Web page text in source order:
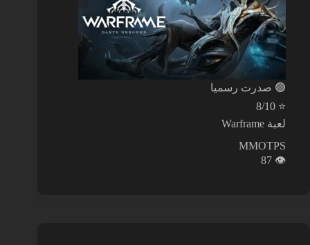
🟢 صدرت رسميا
⭐
8/10
لعبة Warframe
MMOTPS
👁️
87